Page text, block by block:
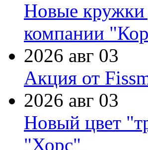
Новые кружки
компании
2026 авг 03
Акция от
2026 авг 03
Новый цвет
"Хорс"